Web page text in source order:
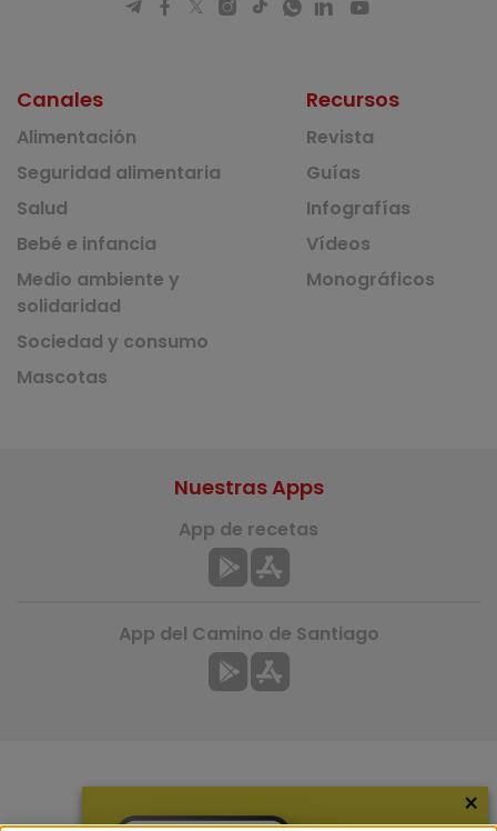
Canales
Alimentación
Seguridad alimentaria
Salud
Bebé e infancia
Medio ambiente y
solidaridad
Sociedad y consumo
Mascotas
Recursos
Revista
Guías
Infografías
Vídeos
Monográficos
Nuestras Apps
App de recetas
App del Camino de Santiago
×